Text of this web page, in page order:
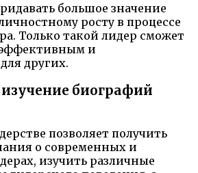
большое значение
росту в процессе
Только такой лидер сможет
и
других.
биографий
позволяет получить
о современных и
изучить различные